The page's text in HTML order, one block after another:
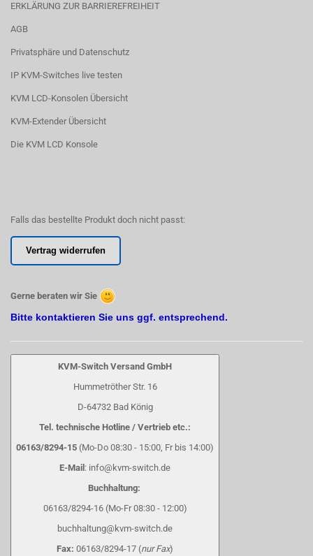
ERKLÄRUNG ZUR BARRIEREFREIHEIT
AGB
Privatsphäre und Datenschutz
IP KVM-Switches live testen
KVM LCD-Konsolen Übersicht
KVM-Extender Übersicht
Die KVM LCD Konsole
Falls das bestellte Produkt doch nicht passt:
Vertrag widerrufen
Gerne beraten wir Sie
Bitte kontaktieren Sie uns ggf. entsprechend.
KVM-Switch Versand GmbH
Hummetröther Str. 16
D-64732 Bad König
Tel. technische Hotline / Vertrieb etc.:
06163/8294-15 (Mo-Do 08:30 - 15:00, Fr bis 14:00)
E-Mail : info@kvm-switch.de
Buchhaltung:
06163/8294-16 (Mo-Fr 08:30 - 12:00)
buchhaltung@kvm-switch.de
Fax: 06163/8294-17 (nur Fax)